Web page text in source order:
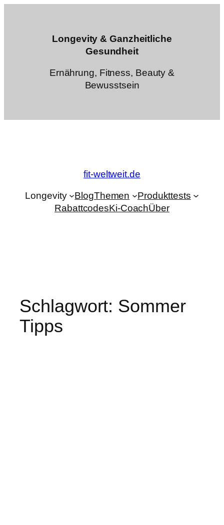
Longevity & Ganzheitliche
Gesundheit
Ernährung, Fitness, Beauty &
Bewusstsein
fit-weltweit.de
Longevity BlogThemen
Produkttests
RabattcodesKi-CoachÜber
Schlagwort: Sommer
Tipps